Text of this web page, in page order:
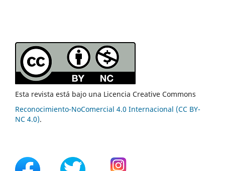
Esta revista está bajo una Licencia Creative Commons
Reconocimiento-NoComercial 4.0 Internacional (CC BY-
NC 4.0).